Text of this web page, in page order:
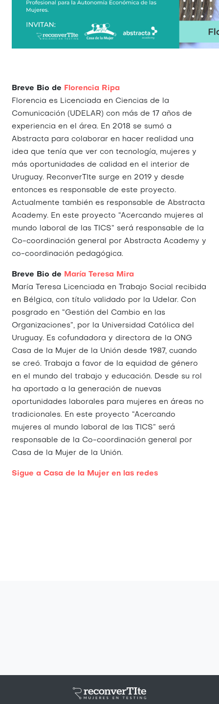
Breve Bio de
Florencia Ripa
Florencia es Licenciada en Ciencias de la
Comunicación (UDELAR) con más de 17 años de
experiencia en el área. En 2018 se sumó a
Abstracta para colaborar en hacer realidad una
idea que tenía que ver con tecnología, mujeres y
más oportunidades de calidad en el interior de
Uruguay. ReconverTIte surge en 2019 y desde
entonces es responsable de este proyecto.
Actualmente también es responsable de Abstracta
Academy. En este proyecto “Acercando mujeres al
mundo laboral de las TICS” será responsable de la
Co-coordinación general por Abstracta Academy y
co-coordinación pedagógica.
Breve Bio de
María Teresa Mira
María Teresa Licenciada en Trabajo Social recibida
en Bélgica, con título validado por la Udelar. Con
posgrado en “Gestión del Cambio en las
Organizaciones”, por la Universidad Católica del
Uruguay. Es cofundadora y directora de la ONG
Casa de la Mujer de la Unión desde 1987, cuando
se creó. Trabaja a favor de la equidad de género
en el mundo del trabajo y educación. Desde su rol
ha aportado a la generación de nuevas
oportunidades laborales para mujeres en áreas no
tradicionales. En este proyecto “Acercando
mujeres al mundo laboral de las TICS” será
responsable de la Co-coordinación general por
Casa de la Mujer de la Unión.
Sigue a Casa de la Mujer en las redes